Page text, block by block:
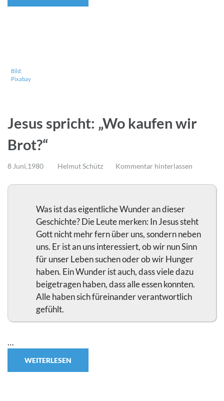
Bild:
Pixabay
Jesus spricht: „Wo kaufen wir
Brot?“
8 Juni,1980 Helmut Schütz Kommentar hinterlassen
Was ist das eigentliche Wunder an dieser
Geschichte? Die Leute merken: In Jesus steht
Gott nicht mehr fern über uns, sondern neben
uns. Er ist an uns interessiert, ob wir nun Sinn
für unser Leben suchen oder ob wir Hunger
haben. Ein Wunder ist auch, dass viele dazu
beigetragen haben, dass alle essen konnten.
Alle haben sich füreinander verantwortlich
gefühlt.
…
WEITERLESEN